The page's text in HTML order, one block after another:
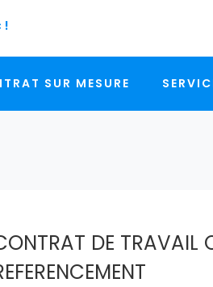
!
SUR MESURE
DE TRAVAIL